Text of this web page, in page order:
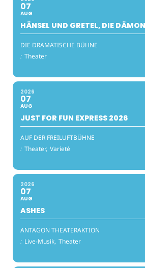
07
AUG
HÄNSEL UND GRETEL, DIE
DIE DRAMATISCHE BÜHNE
: Theater
2026
07
AUG
JUST FOR FUN EXPRESS 2026
AUF DER FREILUFTBÜHNE
: Theater, Varieté
2026
07
AUG
ASHES
ANTAGON THEATERAKTION
: Live-Musik, Theater